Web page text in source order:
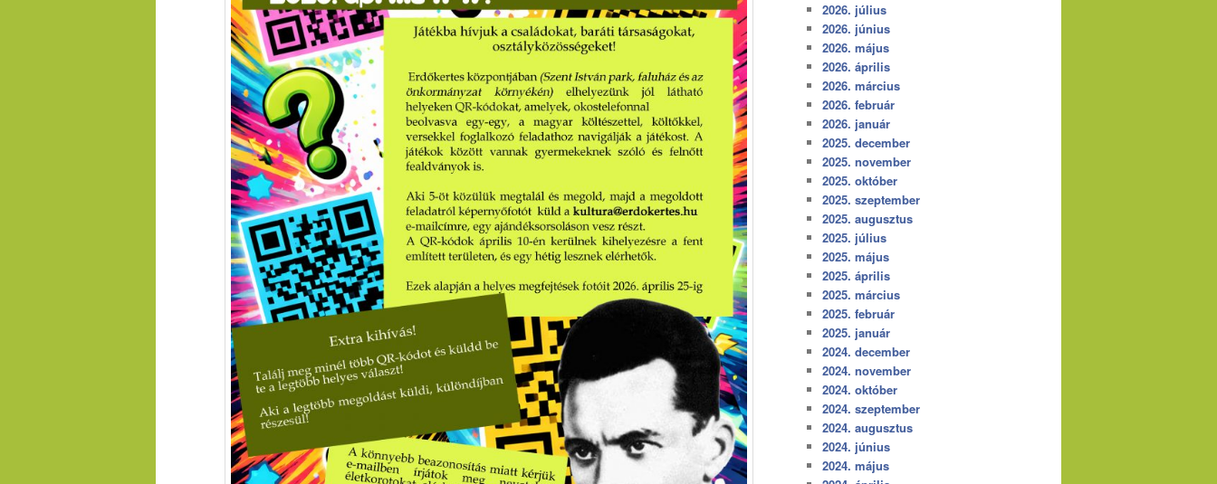
2026. július
2026. június
2026. május
2026. április
2026. március
2026. február
2026. január
2025. december
2025. november
2025. október
2025. szeptember
2025. augusztus
2025. július
2025. május
2025. április
2025. március
2025. február
2025. január
2024. december
2024. november
2024. október
2024. szeptember
2024. augusztus
2024. június
2024. május